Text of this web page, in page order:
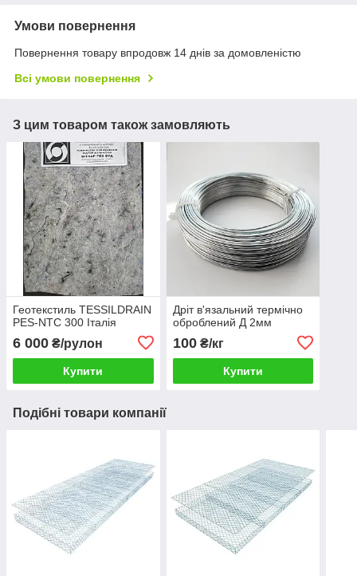
Умови повернення
Повернення товару впродовж 14 днів за домовленістю
Всі умови повернення
З цим товаром також замовляють
Геотекстиль TESSILDRAIN
PES-NTC 300 Італія
6 000 ₴/рулон
Купити
Дріт в'язальний термічно
оброблений Д 2мм
100₴/кг
Купити
Подібні товари компанії